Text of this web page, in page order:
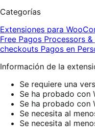
Categorías
Extensiones para
Free Pagos Processors
checkouts Pagos en
Información de la
Se requiere una
Se ha probado con
Se ha probado con
Se necesita al
Se necesita al